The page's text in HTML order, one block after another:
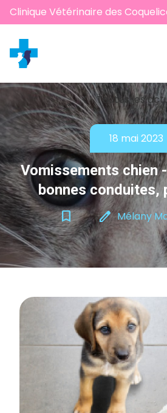
Clinique Vétérinaire des
chevron_left Toutes les
18 mai 2023
Vomissements chien
bonnes conduites,
bookmark_border
edit Mélany